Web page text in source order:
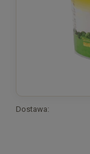
Dostawa:
Cena nie